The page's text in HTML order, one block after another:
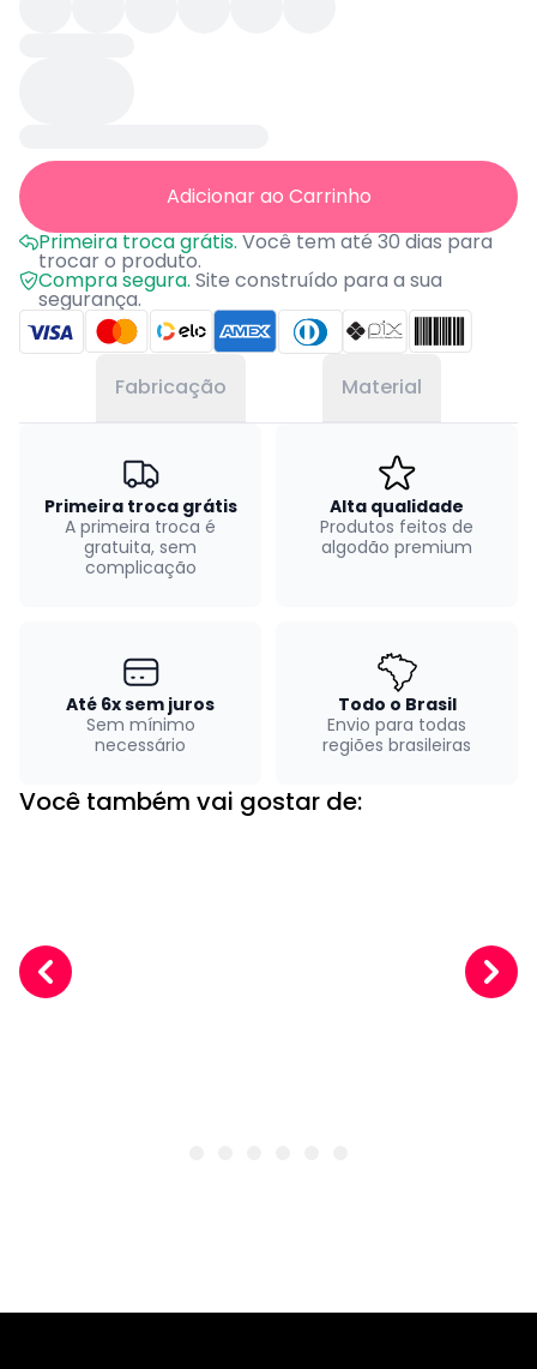
Adicionar ao Carrinho
Primeira troca grátis.Você tem até 30 dias para
trocar o produto.
Compra segura. Site construído para a sua
segurança.
Fabricação Material
Primeira troca grátis
A primeira troca é
gratuita, sem
complicação
Alta qualidade
Produtos feitos de
algodão premium
Até 6x sem juros
Sem mínimo
necessário
Todo o Brasil
Envio para todas
regiões brasileiras
Você também vai gostar de: